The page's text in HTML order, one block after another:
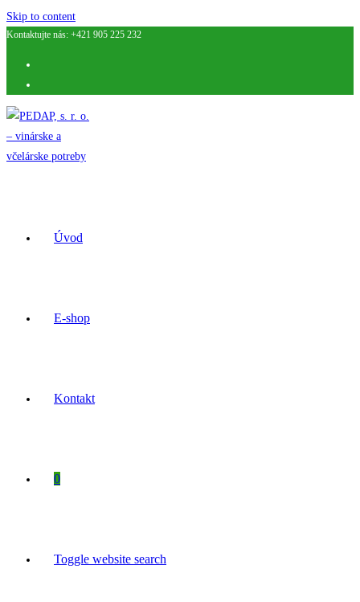
Skip to content
Kontaktujte nás: +421 905 225 232
Úvod
E-shop
Kontakt
0
Toggle website search